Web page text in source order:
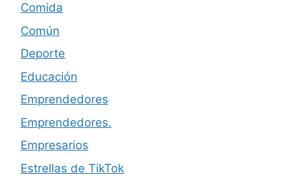
Comida
Común
Deporte
Educación
Emprendedores
Emprendedores.
Empresarios
Estrellas de TikTok